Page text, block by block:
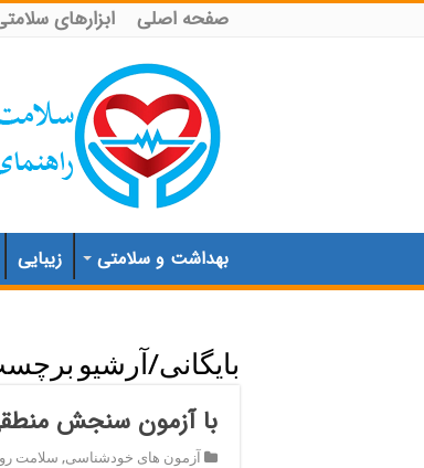
صفحه اصلی ابزارهای
بهداشت و سلامتی زیبایی
بایگانی/آرشیو
با آزمون سنجش
آزمون های خودشناسی, سلامت